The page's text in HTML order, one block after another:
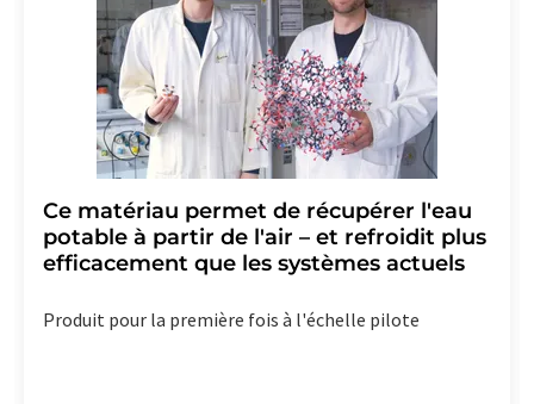
Ce matériau permet de récupérer l'eau
potable à partir de l'air – et refroidit plus
efficacement que les systèmes actuels
Produit pour la première fois à l'échelle pilote